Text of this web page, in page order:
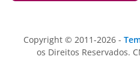
Copyright © 2011-2026 -
os Direitos Reservados.